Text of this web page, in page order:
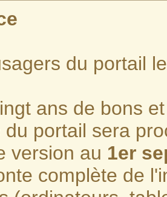
du portail
ans de bons
du portail sera
version au 1er
complète de